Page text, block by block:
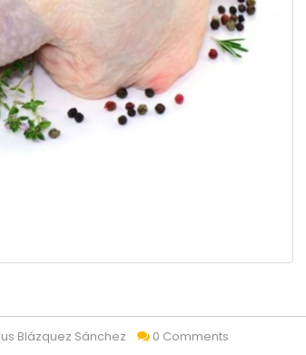
Blázquez Sánchez 0 Comments